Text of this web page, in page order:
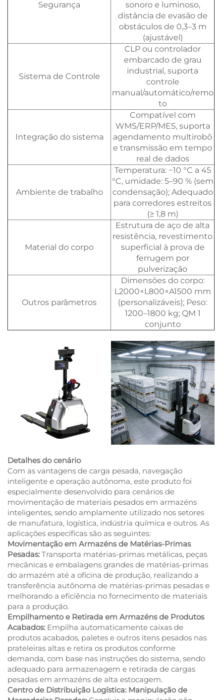
Segurança
sonoro e luminoso,
distância de evasão de
obstáculos de 0,3–3 m
(ajustável)
Sistema de Controle
CLP ou controlador
embarcado de grau
industrial, suporta
controle
manual/automático/remo
to
Integração do sistema
Compatível com
WMS/ERP/MES, suporta
agendamento multirobô
e transmissão em tempo
real de dados
Ambiente de trabalho
Temperatura: −10 °C a 45
°C, umidade: 5–90 % (sem
condensação); Adequado
para corredores estreitos
(≥ 1,8 m)
Material do corpo
Estrutura de aço de alta
resistência, revestimento
superficial à prova de
ferrugem por
pulverização
Outros parâmetros
Dimensões do corpo:
L2000×L800×A1500 mm
(personalizáveis); Peso:
1200–1800 kg; QM 1
conjunto
Detalhes do cenário
Com as vantagens de carga pesada, navegação
inteligente e operação autônoma, este produto foi
especialmente desenvolvido para cenários de
movimentação de materiais pesados em armazéns
inteligentes, sendo amplamente utilizado nos setores
de manufatura, logística, indústria química e outros. As
aplicações específicas são as seguintes:
Movimentação em Armazéns de Matérias-Primas
Pesadas: Transporta matérias-primas metálicas, peças
mecânicas e embalagens grandes de matérias-primas
do armazém até a oficina de produção, realizando a
transferência autônoma de matérias-primas pesadas e
melhorando a eficiência no fornecimento de materiais
para a produção.
Empilhamento e Retirada em Armazéns de Produtos
Acabados: Empilha automaticamente caixas de
produtos acabados, paletes e outros itens pesados nas
prateleiras altas e retira os produtos conforme
demanda, com base nas instruções do sistema, sendo
adequado para armazenagem e retirada de cargas
pesadas em armazéns de alta estocagem.
Centro de Distribuição Logística: Manipulação de